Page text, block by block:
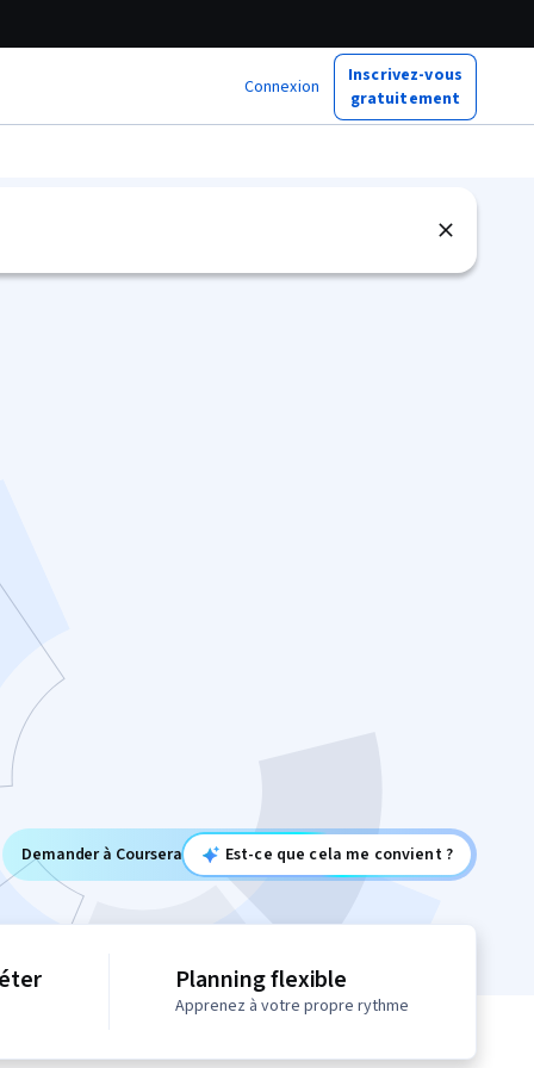
Connexion
Inscrivez-vous
gratuitement
Demander à Coursera Est-ce que cela me convient ?
Planning flexible
Apprenez à votre propre rythme